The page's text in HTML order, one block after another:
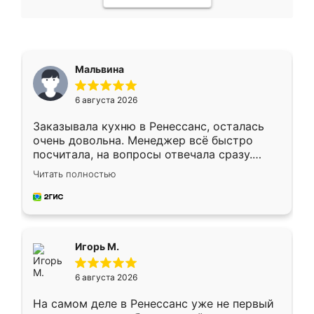
Мальвина
6 августа 2026
Заказывала кухню в Ренессанс, осталась
очень довольна. Менеджер всё быстро
посчитала, на вопросы отвечала сразу.
Замерщик приехал в субботу, подошёл к
делу со всей ответственностью. Собрали
за день, ребята работали аккуратно, даже
Читать полностью
Игорь М.
6 августа 2026
На самом деле в Ренессанс уже не первый